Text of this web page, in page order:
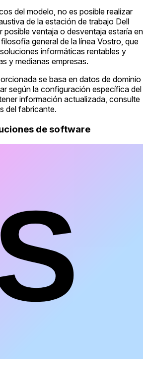
del modelo, no es posible realizar
de la estación de trabajo Dell
posible ventaja o desventaja estaría en
general de la línea Vostro, que
informáticas rentables y
y medianas empresas.
se basa en datos de dominio
según la configuración específica del
información actualizada, consulte
del fabricante.
de software